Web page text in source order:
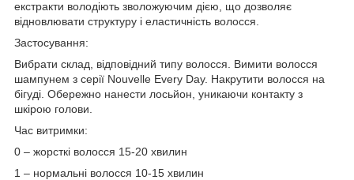
екстракти володіють зволожуючим дією, що дозволяє
відновлювати структуру і еластичність волосся.
Застосування:
Вибрати склад, відповідний типу волосся. Вимити волосся
шампунем з серії Nouvelle Every Day. Накрутити волосся на
бігуді. Обережно нанести лосьйон, уникаючи контакту з
шкірою голови.
Час витримки:
0 – жорсткі волосся 15-20 хвилин
1 – нормальні волосся 10-15 хвилин